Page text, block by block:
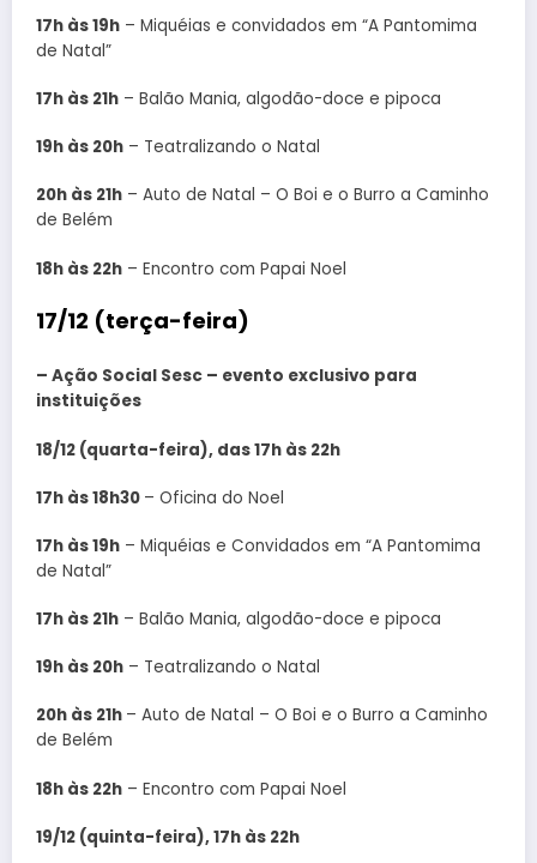
17h às 19h – Miquéias e convidados em “A Pantomima
de Natal”
17h às 21h – Balão Mania, algodão-doce e pipoca
19h às 20h – Teatralizando o Natal
20h às 21h – Auto de Natal – O Boi e o Burro a Caminho
de Belém
18h às 22h – Encontro com Papai Noel
17/12 (terça-feira)
– Ação Social Sesc – evento exclusivo para
instituições
18/12 (quarta-feira), das 17h às 22h
17h às 18h30 – Oficina do Noel
17h às 19h – Miquéias e Convidados em “A Pantomima
de Natal”
17h às 21h – Balão Mania, algodão-doce e pipoca
19h às 20h – Teatralizando o Natal
20h às 21h – Auto de Natal – O Boi e o Burro a Caminho
de Belém
18h às 22h – Encontro com Papai Noel
19/12 (quinta-feira), 17h às 22h